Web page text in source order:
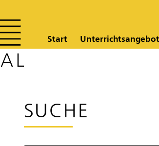
Start Unterrichtsangebot
SUCHE